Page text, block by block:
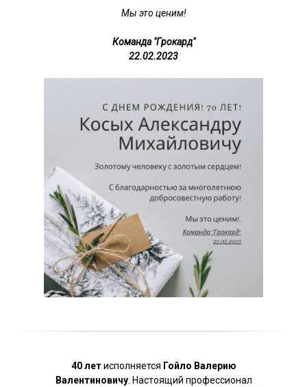
Мы это ценим!
Команда "Грокард"
22.02.2023
40 летисполняется Гойло Валерию
Валентиновичу. Настоящий профессионал